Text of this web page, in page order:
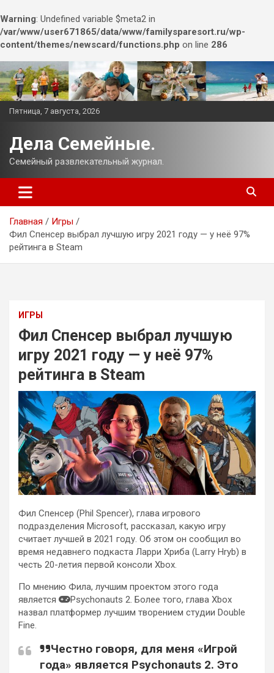
Warning: Undefined variable $meta2 in
/var/www/user671865/data/www/familysparesort.ru/wp-
content/themes/newscard/functions.php on line 286
Перейти
к
содержимому
Пятница, 7 августа, 2026
Дела Семейные.
Семейный развлекательный журнал.
Главная
Игры
Фил Спенсер выбрал лучшую игру 2021 году — у неё 97%
рейтинга в Steam
ИГРЫ
Фил Спенсер выбрал лучшую
игру 2021 году — у неё 97%
рейтинга в Steam
Фил Спенсер (Phil Spencer), глава игрового
подразделения Microsoft, рассказал, какую игру
считает лучшей в 2021 году. Об этом он сообщил во
время недавнего подкаста Ларри Хриба (Larry Hryb) в
честь 20-летия первой консоли Xbox.
По мнению Фила, лучшим проектом этого года
является
Psychonauts 2. Более того, глава Xbox
назвал платформер лучшим творением студии Double
Fine.
Честно говоря, для меня «Игрой
года» является Psychonauts 2. Это